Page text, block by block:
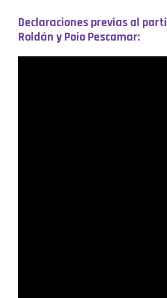
Declaraciones previas al
Roldán y Poio Pescamar: